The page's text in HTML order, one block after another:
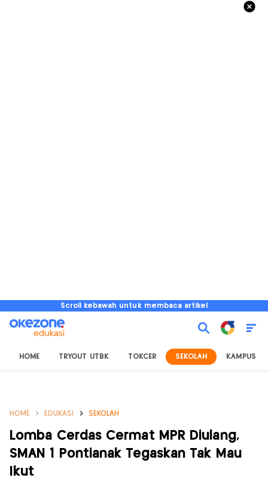
Scroll kebawah untuk membaca artikel
HOME TRYOUT UTBK TOKCER SEKOLAH KAMPUS
HOME EDUKASI SEKOLAH
Lomba Cerdas Cermat MPR Diulang,
SMAN 1 Pontianak Tegaskan Tak Mau
Ikut